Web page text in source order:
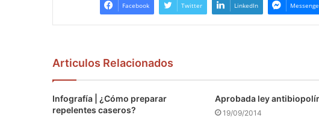
Facebook Twitter LinkedIn
Articulos Relacionados
Infografía | ¿Cómo preparar
repelentes caseros?
Aprobada ley
19/09/2014